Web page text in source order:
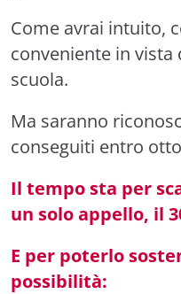
Come avrai intuito,
conveniente in vista
scuola.
Ma saranno
conseguiti entro
Il tempo sta per
un solo appello, il
E per poterlo
possibilità: